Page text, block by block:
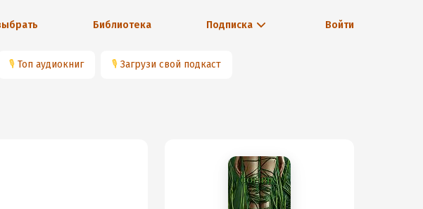
Библиотека Подписка Войти
🎙 Топ аудиокниг 🎙 Загрузи свой подкаст